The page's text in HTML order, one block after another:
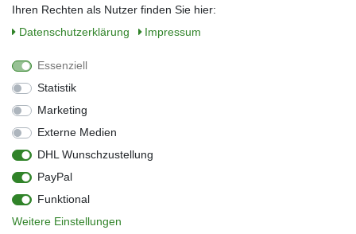
Sie können den Newsletter jederzeit kostenlos abbestellen.
** gilt für Lieferungen innerhalb Deutschlands, Lieferzeiten für andere Länder
entnehmen Sie bitte der Schaltfläche mit den Versandinformationen
Widerrufs­recht
Kontakt
Barrierefreiheitserklärung
Zahlung & Versand
Vertrag widerrufen
Ihren Rechten als Nutzer finden Sie hier:
Daten­schutz­erklärung
Impressum
Essenziell
Statistik
Marketing
Externe Medien
DHL Wunschzustellung
PayPal
Funktional
Weitere Einstellungen